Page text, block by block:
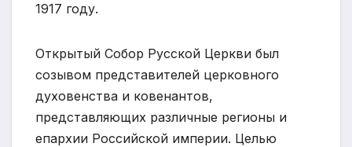
1917 году.
Открытый Собор Русской Церкви был
созывом представителей церковного
духовенства и ковенантов,
представляющих различные регионы и
епархии Российской империи. Целью